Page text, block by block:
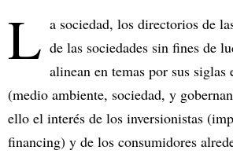
L a sociedad, los directorios de
de las sociedades sin fines de
alinean en temas por sus siglas
(medio ambiente, sociedad, y
ello el interés de los inversionistas
financing) y de los consumidores